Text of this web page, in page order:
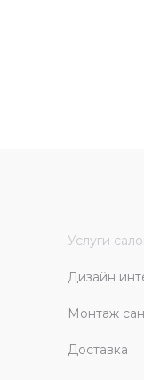
Услуги
Дизайн
Монтаж
Доставка